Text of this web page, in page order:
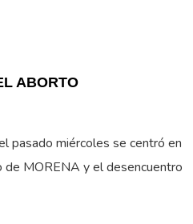
ABORTO
pasado miércoles se centró en
de MORENA y el desencuentro